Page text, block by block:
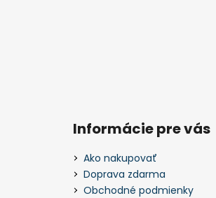
Informácie pre vás
Ako nakupovať
Doprava zdarma
Obchodné podmienky